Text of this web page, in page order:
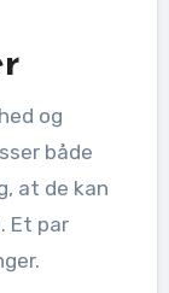
og
både
at de kan
Et par